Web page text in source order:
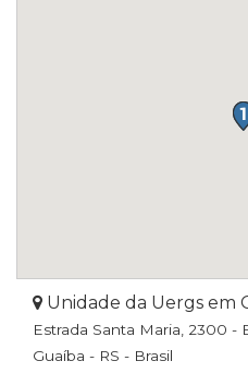
Unidade da Uergs em
Estrada Santa Maria, 2300 -
Guaíba - RS - Brasil